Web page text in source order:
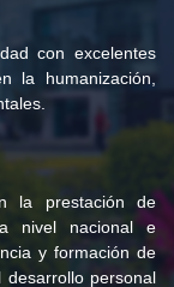
con excelentes
la humanización,
la prestación de
nivel nacional e
y formación de
personal